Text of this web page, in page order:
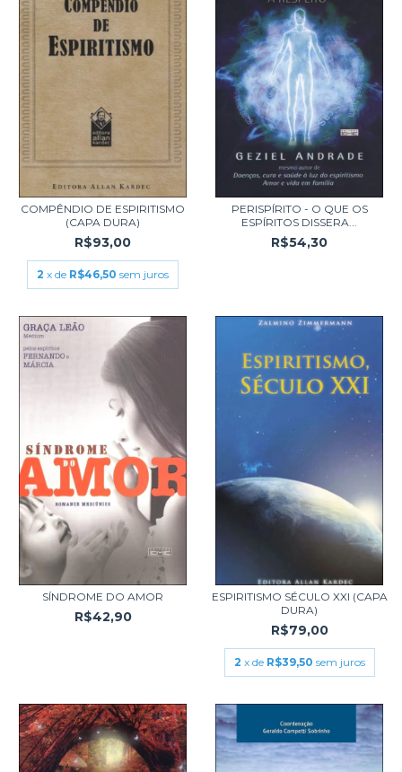
COMPÊNDIO DE ESPIRITISMO
(CAPA DURA)
R$93,00
2 x de R$46,50 sem juros
PERISPÍRITO - O QUE OS
ESPÍRITOS DISSERA...
R$54,30
SÍNDROME DO AMOR
R$42,90
ESPIRITISMO SÉCULO XXI (CAPA
DURA)
R$79,00
2 x de R$39,50 sem juros